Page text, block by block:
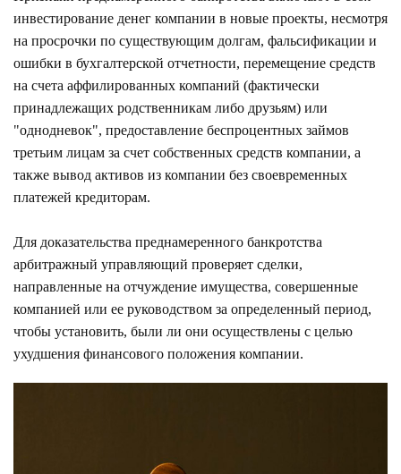
инвестирование денег компании в новые проекты, несмотря
на просрочки по существующим долгам, фальсификации и
ошибки в бухгалтерской отчетности, перемещение средств
на счета аффилированных компаний (фактически
принадлежащих родственникам либо друзьям) или
"однодневок", предоставление беспроцентных займов
третьим лицам за счет собственных средств компании, а
также вывод активов из компании без своевременных
платежей кредиторам.
Для доказательства преднамеренного банкротства
арбитражный управляющий проверяет сделки,
направленные на отчуждение имущества, совершенные
компанией или ее руководством за определенный период,
чтобы установить, были ли они осуществлены с целью
ухудшения финансового положения компании.